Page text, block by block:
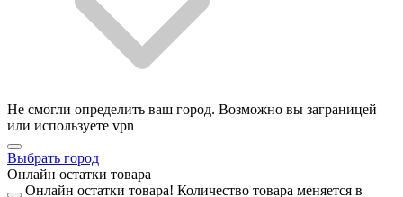
Не смогли определить ваш город. Возможно вы заграницей
или используете vpn
Выбрать город
Онлайн остатки товара
Онлайн остатки товара! Количество товара меняется в